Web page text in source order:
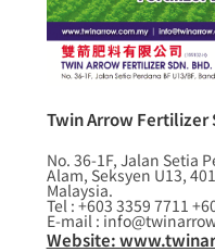
Twin Arrow Fertilizer
No. 36-1F, Jalan Setia
Alam, Seksyen U13,
Malaysia.
Tel : +603 3359 7711
E-mail :
Website: